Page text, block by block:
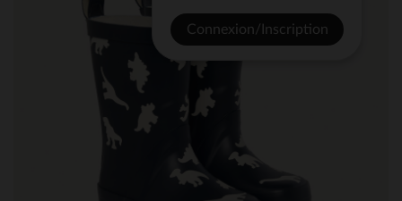
Connexion/Inscription